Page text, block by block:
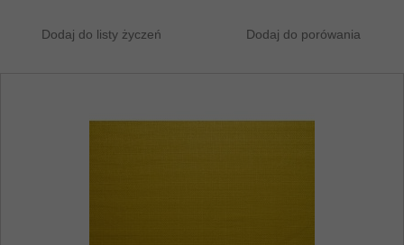
Dodaj do listy życzeń Dodaj do porówania